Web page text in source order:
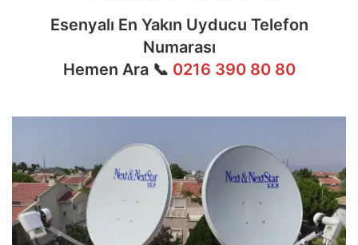
Esenyalı En Yakın Uyducu Telefon
Numarası
Hemen Ara 📞 0216 390 80 80